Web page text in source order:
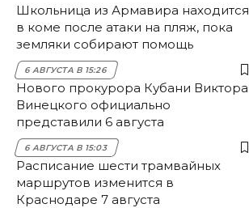
Школьница из Армавира находится
в коме после атаки на пляж, пока
земляки собирают помощь
6 АВГУСТА В 15:26
Нового прокурора Кубани Виктора
Винецкого официально
представили 6 августа
6 АВГУСТА В 15:03
Расписание шести трамвайных
маршрутов изменится в
Краснодаре 7 августа